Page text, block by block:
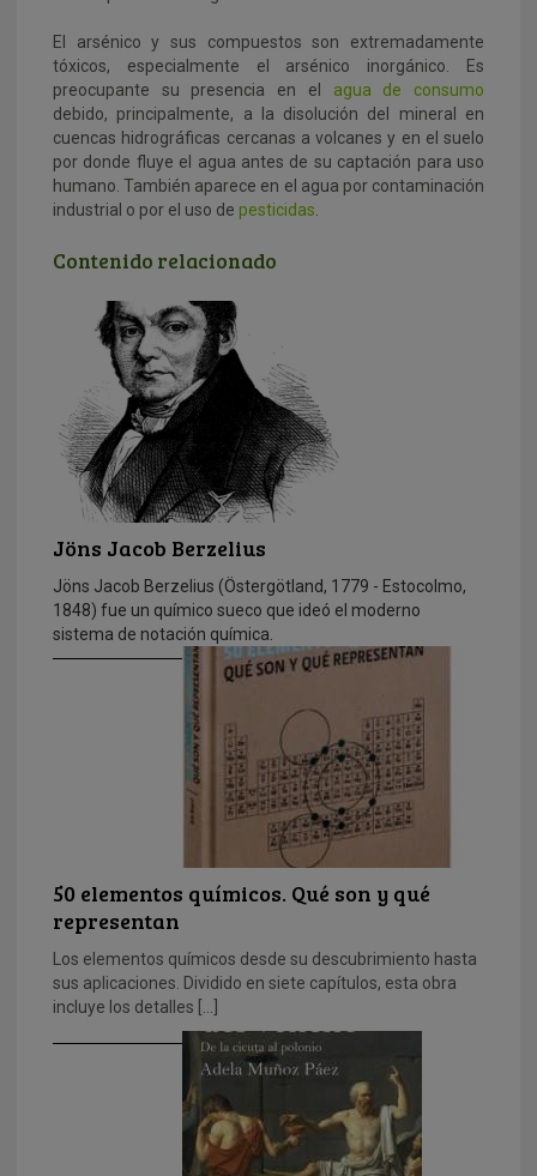
El arsénico y sus compuestos son extremadamente
tóxicos, especialmente el arsénico inorgánico. Es
preocupante su presencia en el agua de consumo
debido, principalmente, a la disolución del mineral en
cuencas hidrográficas cercanas a volcanes y en el suelo
por donde fluye el agua antes de su captación para uso
humano. También aparece en el agua por contaminación
industrial o por el uso de pesticidas
Contenido relacionado
Jöns Jacob Berzelius
Jöns Jacob Berzelius (Östergötland, 1779 - Estocolmo,
1848) fue un químico sueco que ideó el moderno
sistema de notación química.
50 elementos químicos. Qué son y qué
representan
Los elementos químicos desde su descubrimiento hasta
sus aplicaciones. Dividido en siete capítulos, esta obra
incluye los detalles […]